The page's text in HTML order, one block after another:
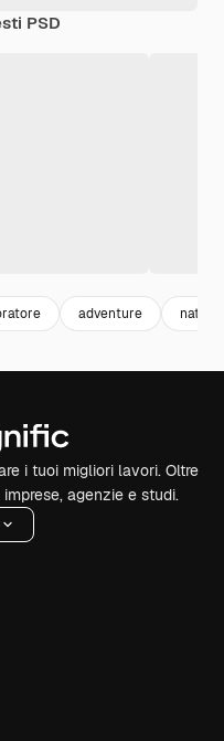
PSD
adventure natura
i tuoi migliori lavori. Oltre
agenzie e studi.